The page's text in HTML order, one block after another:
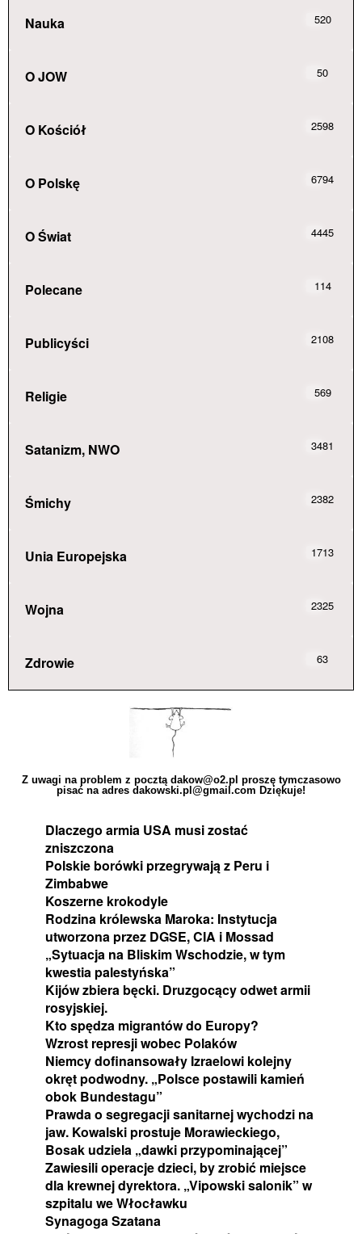
Nauka 520
O JOW 50
O Kościół 2598
O Polskę 6794
O Świat 4445
Polecane 114
Publicyści 2108
Religie 569
Satanizm, NWO 3481
Śmichy 2382
Unia Europejska 1713
Wojna 2325
Zdrowie 63
Z uwagi na problem z pocztą dakow@o2.pl proszę tymczasowo
pisać na adres dakowski.pl@gmail.com Dziękuje!
Dlaczego armia USA musi zostać
zniszczona
Polskie borówki przegrywają z Peru i
Zimbabwe
Koszerne krokodyle
Rodzina królewska Maroka: Instytucja
utworzona przez DGSE, CIA i Mossad
„Sytuacja na Bliskim Wschodzie, w tym
kwestia palestyńska”
Kijów zbiera bęcki. Druzgocący odwet armii
rosyjskiej.
Kto spędza migrantów do Europy?
Wzrost represji wobec Polaków
Niemcy dofinansowały Izraelowi kolejny
okręt podwodny. „Polsce postawili kamień
obok Bundestagu”
Prawda o segregacji sanitarnej wychodzi na
jaw. Kowalski prostuje Morawieckiego,
Bosak udziela „dawki przypominającej”
Zawiesili operacje dzieci, by zrobić miejsce
dla krewnej dyrektora. „Vipowski salonik” w
szpitalu we Włocławku
Synagoga Szatana